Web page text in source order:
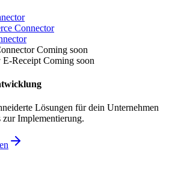
Connector
Coming soon
E-Receipt Coming soon
Lösungen für dein Unternehmen
Implementierung.